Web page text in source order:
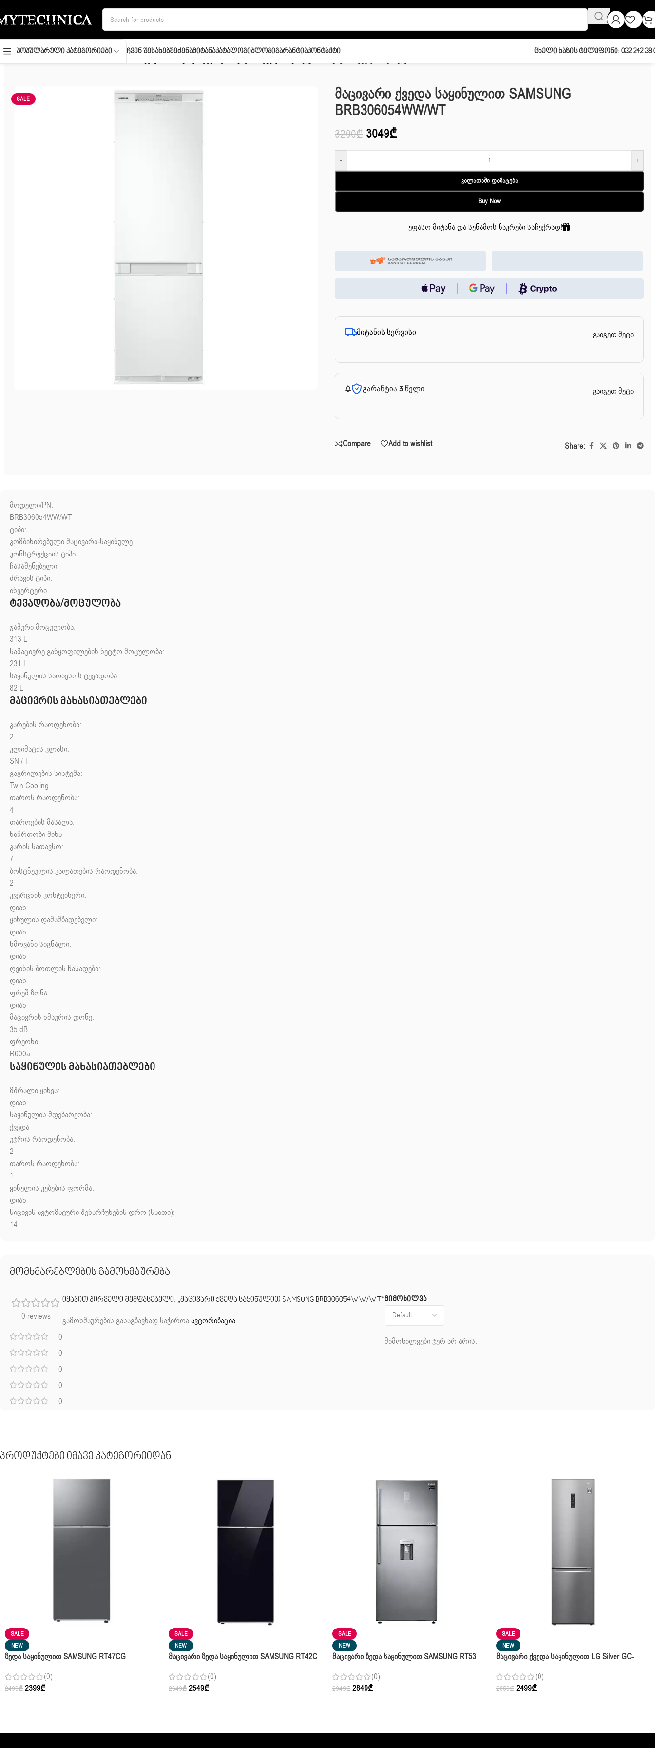
Skip to main content
Პოპულარული Კატეგორიები Ჩვენ ᲨესახებᲨეძენაᲛიტანაᲙატალოგიᲑლოგიᲒარანტიაᲙონტაქტი Ცხელი Ხაზის Ტელეფონი: 032 242 38
SALE
Მაცივარი Ქვედა Საყინულით SAMSUNG
BRB306054WW/WT
3200₾ 3049₾
- +
Კალათაში Დამატება
Buy Now
უფასო მიტანა და სუნამოს ნაკრები საჩუქრად!
მიტანის სერვისი გაიგეთ მეტი
გარანტია 3 წელი გაიგეთ მეტი
Compare Add to wishlist Share:
მოდელი/PN:
BRB306054WW/WT
ტიპი:
კომბინირებული მაცივარი-საყინულე
კონსტრუქციის ტიპი:
ჩასაშენებელი
ძრავის ტიპი:
ინვერტერი
ტევადობა/მოცულობა
ჯამური მოცულობა:
313 L
სამაცივრე განყოფილების ნეტტო მოცულობა:
231 L
საყინულის სათავსოს ტევადობა:
82 L
მაცივრის მახასიათებლები
კარების რაოდენობა:
2
კლიმატის კლასი:
SN / T
გაგრილების სისტემა:
Twin Cooling
თაროს რაოდენობა:
4
თაროების მასალა:
ნაწრთობი მინა
კარის სათავსო:
7
ბოსტნეულის კალათების რაოდენობა:
2
კვერცხის კონტეინერი:
დიახ
ყინულის დამამზადებელი:
დიახ
ხმოვანი სიგნალი:
დიახ
ღვინის ბოთლის ჩასადები:
დიახ
ფრეშ ზონა:
დიახ
მაცივრის ხმაურის დონე:
35 dB
ფრეონი:
R600a
საყინულის მახასიათებლები
მშრალი ყინვა:
დიახ
საყინულის მდებარეობა:
ქვედა
უჯრის რაოდენობა:
2
თაროს რაოდენობა:
1
ყინულის კუბების ფორმა:
დიახ
სიცივის ავტომატური შენარჩუნების დრო (საათი):
14
მომხმარებლების გამოხმაურება
0 reviews
0
0
0
0
0
მიმოხილვა
მიმოხილვები ჯერ არ არის.
იყავით პირველი შემფასებელი: „მაცივარი ქვედა საყინულით SAMSUNG BRB306054WW/WT“
გამოხმაურების გასაგზავნად საჭიროაავტორიზაცია.
Პროდუქტები Იმავე Კატეგორიიდან
SALE
NEW
Ზედა Საყინულით SAMSUNG RT47CG
(0)
2499₾ 2399₾
SALE
NEW
Მაცივარი Ზედა Საყინულით SAMSUNG RT42C
(0)
2649₾ 2549₾
SALE
NEW
Მაცივარი Ზედა Საყინულით SAMSUNG RT53
(0)
2949₾ 2849₾
SALE
NEW
Მაცივარი Ქვედა Საყინულით LG Silver GC-
(0)
2550₾ 2499₾